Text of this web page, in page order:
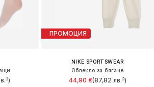
ПРОМОЦИЯ
NIKE SPORTSWEAR
Облекло за бягане
44,90 €(87,82 лв.³)